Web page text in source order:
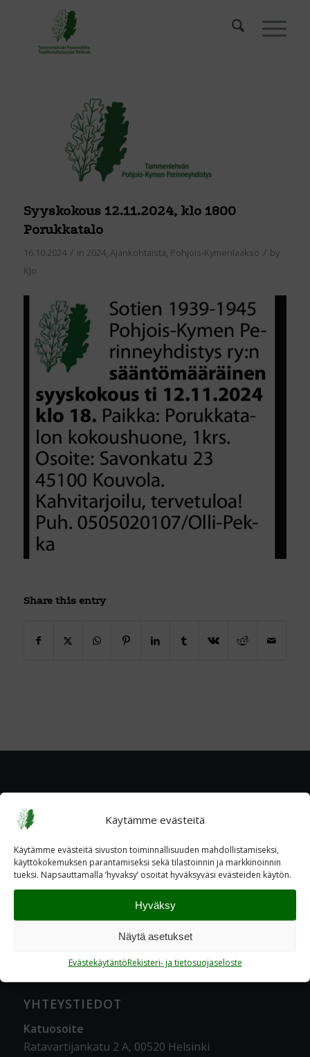
Käytämme evästeitä
Käytämme evästeitä sivuston toiminnallisuuden mahdollistamiseksi,
käyttökokemuksen parantamiseksi sekä tilastoinnin ja markkinoinnin
tueksi. Napsauttamalla ’hyvaksy’ osoitat hyväksyväsi evästeiden käytön.
Hyväksy
Näytä asetukset
EvästekäytäntöRekisteri- ja tietosuojaseloste
Syyskokous 12.11.2024, klo 1800
Porukkatalo
16.10.2024 / in 2024, Ajankohtaista, Pohjois-Kymenlaakso / by
KJo
Share this entry
YHTEYSTIEDOT
Katuosoite
Ratavartijankatu 2 A, 00520 Helsinki